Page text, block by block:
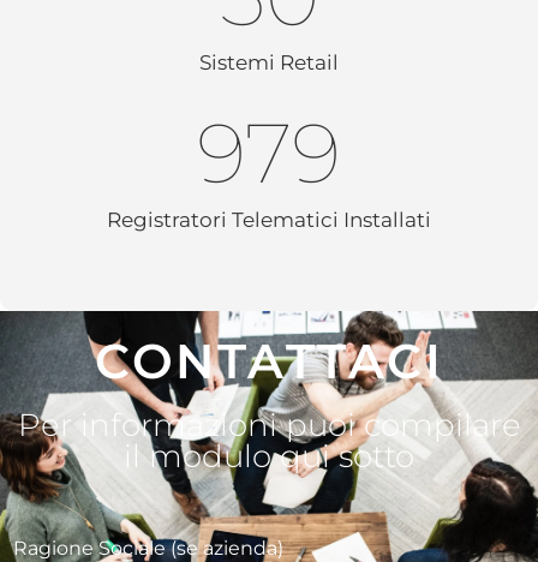
Sistemi Retail
Registratori Telematici Installati
980
CONTATTACI
Per informazioni puoi compilare
il modulo qui sotto
Ragione Sociale (se azienda)